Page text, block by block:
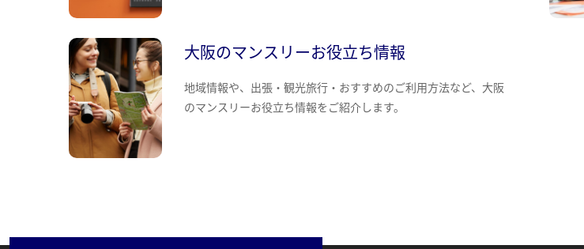
大阪のマンスリーお役立ち情報
地域情報や、出張・観光旅行・おすすめのご利用方法など、大阪
のマンスリーお役立ち情報をご紹介します。